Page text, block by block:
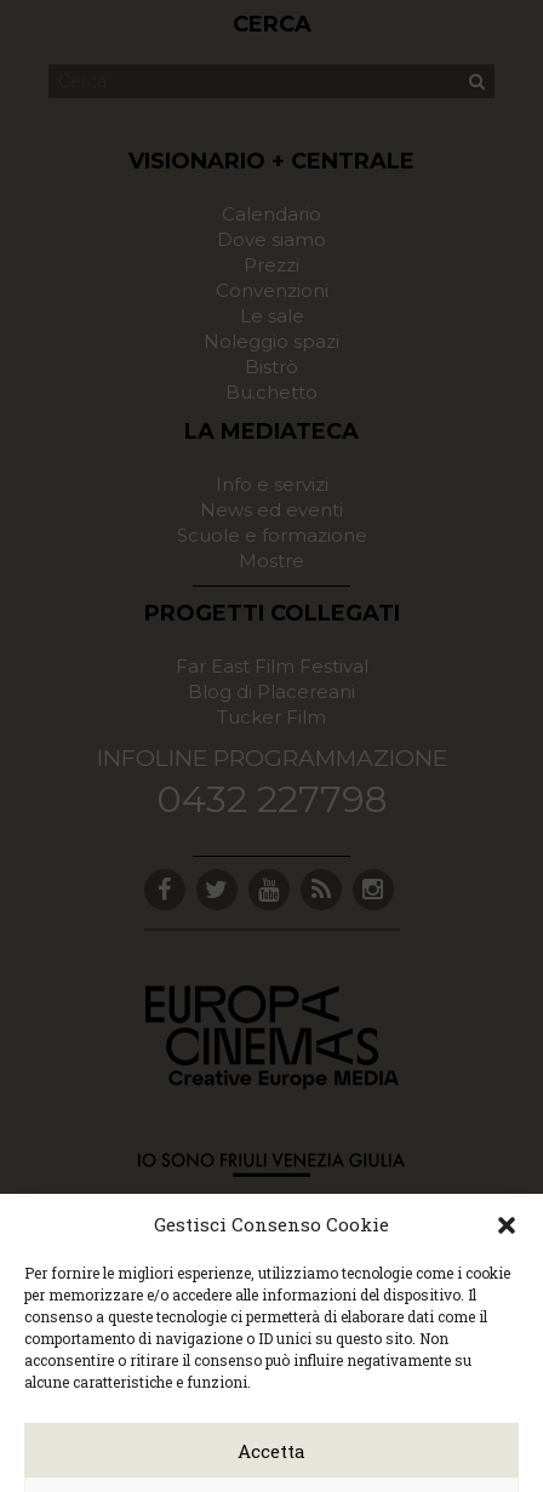
Gestisci Consenso Cookie
Per fornire le migliori esperienze, utilizziamo tecnologie come i cookie
per memorizzare e/o accedere alle informazioni del dispositivo. Il
consenso a queste tecnologie ci permetterà di elaborare dati come il
comportamento di navigazione o ID unici su questo sito. Non
acconsentire o ritirare il consenso può influire negativamente su
alcune caratteristiche e funzioni.
Accetta
CERCA
VISIONARIO + CENTRALE
Calendario
Dove siamo
Prezzi
Convenzioni
Le sale
Noleggio spazi
Bistrò
Bu.chetto
LA MEDIATECA
Info e servizi
News ed eventi
Scuole e formazione
Mostre
PROGETTI COLLEGATI
Far East Film Festival
Blog di Placereani
Tucker Film
INFOLINE PROGRAMMAZIONE
0432 227798
Copyright © 2015 Cec, Tutti i diritti riservati. Nessun
contenuto può essere copiato o manipolato. Accedendo al
sito approvi la Policy sulla privacy e la Policy sui
contenuti.
Centro espressioni cinematografiche, via Villalta, 24 |
33100 Udine | tel. 0432 299545 | P.Iva 01295290306 |
cec@cecudine.org
504240